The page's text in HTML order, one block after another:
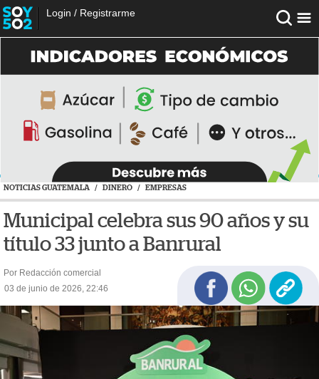
Login / Registrarme
NOTICIAS GUATEMALA / DINERO / EMPRESAS
Municipal celebra sus 90 años y su
título 33 junto a Banrural
Por Redacción comercial
03 de junio de 2026, 22:46